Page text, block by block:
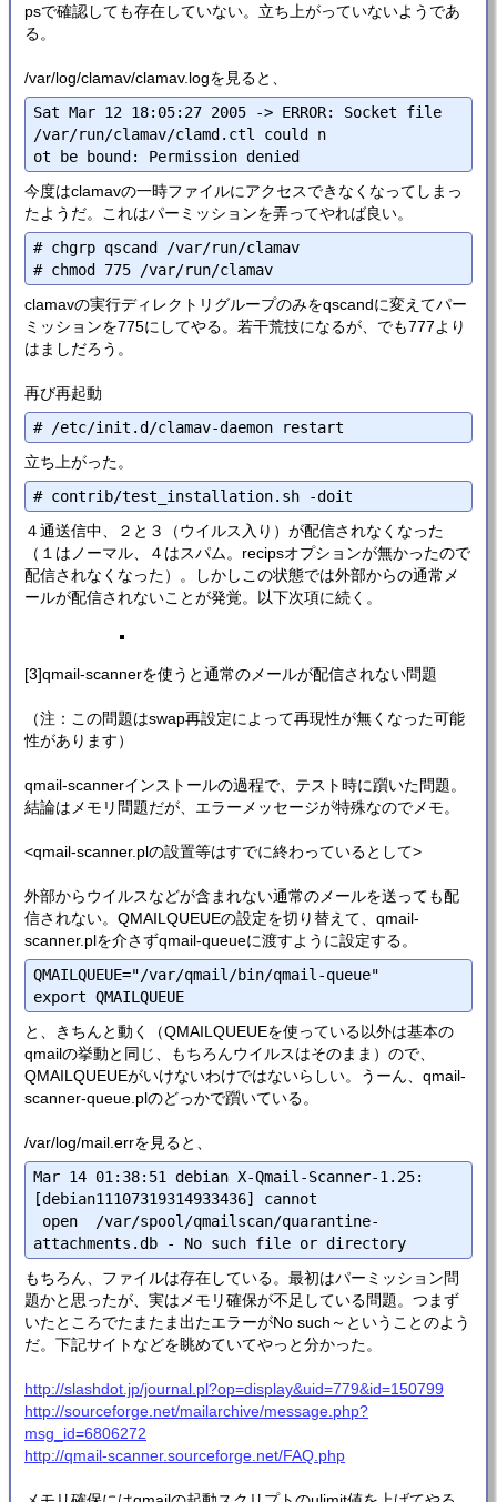
psで確認しても存在していない。立ち上がっていないようであ
る。
/var/log/clamav/clamav.logを見ると、
Sat Mar 12 18:05:27 2005 -> ERROR: Socket file
/var/run/clamav/clamd.ctl could n
今度はclamavの一時ファイルにアクセスできなくなってしまっ
たようだ。これはパーミッションを弄ってやれば良い。
# chgrp qscand /var/run/clamav
clamavの実行ディレクトリグループのみをqscandに変えてパー
ミッションを775にしてやる。若干荒技になるが、でも777より
はましだろう。
再び再起動
立ち上がった。
４通送信中、２と３（ウイルス入り）が配信されなくなった
（１はノーマル、４はスパム。recipsオプションが無かったので
配信されなくなった）。しかしこの状態では外部からの通常メ
ールが配信されないことが発覚。以下次項に続く。
[3]qmail-scannerを使うと通常のメールが配信されない問題
（注：この問題はswap再設定によって再現性が無くなった可能
性があります）
qmail-scannerインストールの過程で、テスト時に躓いた問題。
結論はメモリ問題だが、エラーメッセージが特殊なのでメモ。
<qmail-scanner.plの設置等はすでに終わっているとして>
外部からウイルスなどが含まれない通常のメールを送っても配
信されない。QMAILQUEUEの設定を切り替えて、qmail-
scanner.plを介さずqmail-queueに渡すように設定する。
QMAILQUEUE="/var/qmail/bin/qmail-queue"
と、きちんと動く（QMAILQUEUEを使っている以外は基本の
qmailの挙動と同じ、もちろんウイルスはそのまま）ので、
QMAILQUEUEがいけないわけではないらしい。うーん、qmail-
scanner-queue.plのどっかで躓いている。
/var/log/mail.errを見ると、
Mar 14 01:38:51 debian X-Qmail-Scanner-1.25:
[debian11107319314933436] cannot
もちろん、ファイルは存在している。最初はパーミッション問
題かと思ったが、実はメモリ確保が不足している問題。つまず
いたところでたまたま出たエラーがNo such～ということのよう
だ。下記サイトなどを眺めていてやっと分かった。
http://slashdot.jp/journal.pl?op=display&uid=779&id=150799
http://sourceforge.net/mailarchive/message.php?
msg_id=6806272
http://qmail-scanner.sourceforge.net/FAQ.php